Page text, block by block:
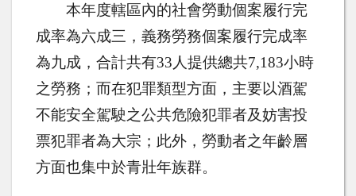
本年度轄區內的社會勞動個案履行完
成率為六成三，義務勞務個案履行完成率
為九成，合計共有33 人提供總共7,183小時
之勞務；而在犯罪類型方面，主要以酒駕
不能安全駕駛之公共危險犯罪者及妨害投
票犯罪者為大宗；此外，勞動者之年齡層
方面也集中於青壯年族群。